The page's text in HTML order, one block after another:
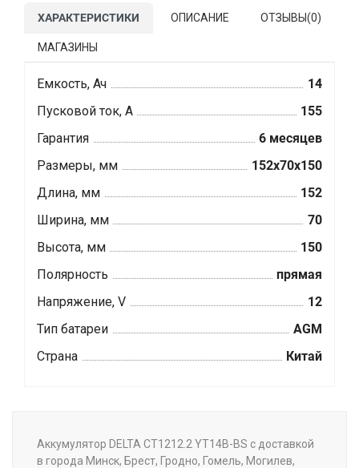
ХАРАКТЕРИСТИКИ ОПИСАНИЕ ОТЗЫВЫ(0)
МАГАЗИНЫ
Емкость, Ач
14
Пусковой ток, А
155
Гарантия
6 месяцев
Размеры, мм
152x70x150
Длина, мм
152
Ширина, мм
70
Высота, мм
150
Полярность
прямая
Напряжение, V
12
Тип батареи
AGM
Страна
Китай
Аккумулятор DELTA CT1212.2 YT14B-BS с доставкой
в города Минск, Брест, Гродно, Гомель, Могилев,